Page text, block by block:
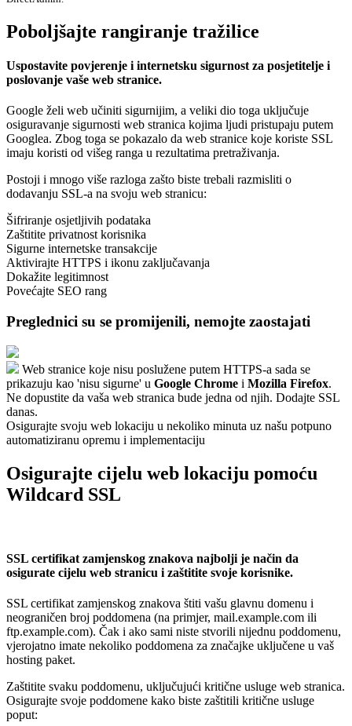
Poboljšajte rangiranje tražilice
Uspostavite povjerenje i internetsku sigurnost za posjetitelje i
poslovanje vaše web stranice.
Google želi web učiniti sigurnijim, a veliki dio toga uključuje
osiguravanje sigurnosti web stranica kojima ljudi pristupaju putem
Googlea. Zbog toga se pokazalo da web stranice koje koriste SSL
imaju koristi od višeg ranga u rezultatima pretraživanja.
Postoji i mnogo više razloga zašto biste trebali razmisliti o
dodavanju SSL-a na svoju web stranicu:
Šifriranje osjetljivih podataka
Zaštitite privatnost korisnika
Sigurne internetske transakcije
Aktivirajte HTTPS i ikonu zaključavanja
Dokažite legitimnost
Povećajte SEO rang
Preglednici su se promijenili, nemojte zaostajati
Web stranice koje nisu poslužene putem HTTPS-a sada se
prikazuju kao 'nisu sigurne' u Google Chrome i Mozilla Firefox.
Ne dopustite da vaša web stranica bude jedna od njih. Dodajte SSL
danas.
Osigurajte svoju web lokaciju u nekoliko minuta uz našu potpuno
automatiziranu opremu i implementaciju
Osigurajte cijelu web lokaciju pomoću
Wildcard SSL
SSL certifikat zamjenskog znakova najbolji je način da
osigurate cijelu web stranicu i zaštitite svoje korisnike.
SSL certifikat zamjenskog znakova štiti vašu glavnu domenu i
neograničen broj poddomena (na primjer, mail.example.com ili
ftp.example.com). Čak i ako sami niste stvorili nijednu poddomenu,
vjerojatno imate nekoliko poddomena za značajke uključene u vaš
hosting paket.
Zaštitite svaku poddomenu, uključujući kritične usluge web stranica.
Osigurajte svoje poddomene kako biste zaštitili kritične usluge
poput: